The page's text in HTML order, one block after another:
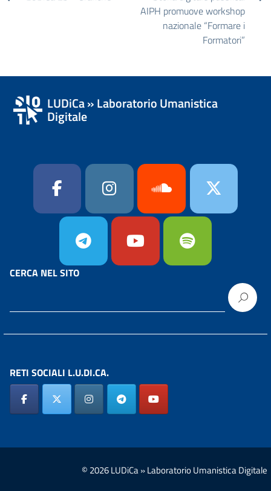
AIPH promuove workshop
nazionale “Formare i
Formatori”
LUDiCa » Laboratorio Umanistica
Digitale
CERCA NEL SITO
RETI SOCIALI L.U.DI.CA.
© 2026 LUDiCa » Laboratorio Umanistica Digitale